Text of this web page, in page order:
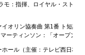
：指揮、ロイヤル・ストッ
オリン協奏曲 第1番 ト短調
ーティンソン：「オープン・
ル（主催：テレビ西日本）